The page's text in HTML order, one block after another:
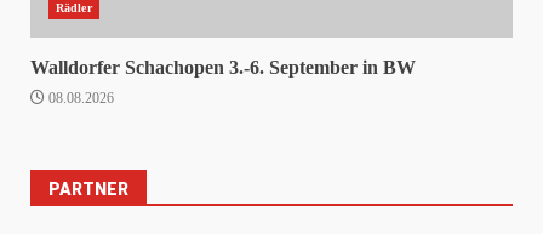
Rädler
Walldorfer Schachopen 3.-6. September in BW
08.08.2026
PARTNER